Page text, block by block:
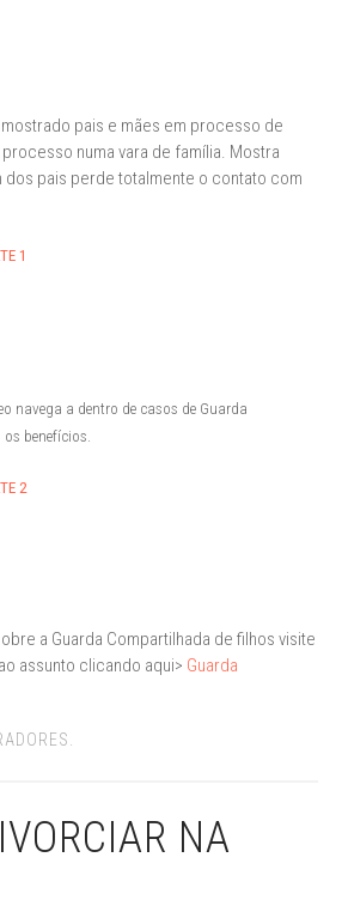
pais e mães em processo de
numa vara de família. Mostra
dos pais perde totalmente o contato com
1
navega a dentro de casos de Guarda
benefícios.
2
a Guarda Compartilhada de filhos visite
assunto clicando aqui> Guarda
NA